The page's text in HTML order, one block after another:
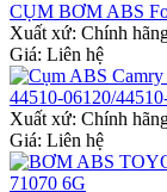
CỤM BƠM ABS
Xuất xứ: Chính
Giá: Liên hệ
44510-06120/
Xuất xứ: Chính
Giá: Liên hệ